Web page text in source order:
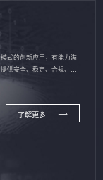
式的创新应用，有能力满
供安全、稳定、合规、持
了解更多